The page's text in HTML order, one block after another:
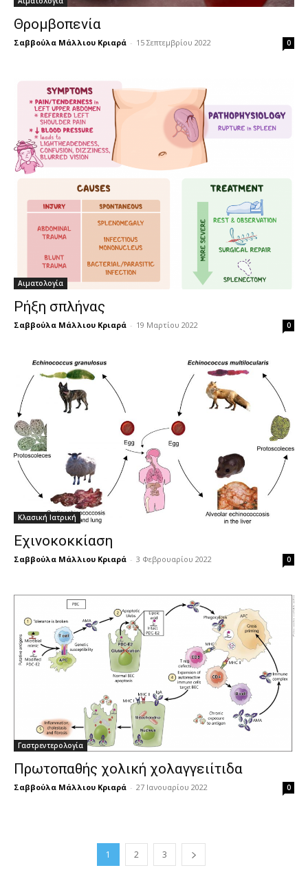
Θρομβοπενία
Σαββούλα Μάλλιου Κριαρά - 15 Σεπτεμβρίου 2022 0
Αιματολογία
Ρήξη σπλήνας
Σαββούλα Μάλλιου Κριαρά - 19 Μαρτίου 2022 0
Κλασική Ιατρική
Εχινοκοκκίαση
Σαββούλα Μάλλιου Κριαρά - 3 Φεβρουαρίου 2022 0
Γαστρεντερολογία
Πρωτοπαθής χολική χολαγγειίτιδα
Σαββούλα Μάλλιου Κριαρά - 27 Ιανουαρίου 2022 0
1 2 3